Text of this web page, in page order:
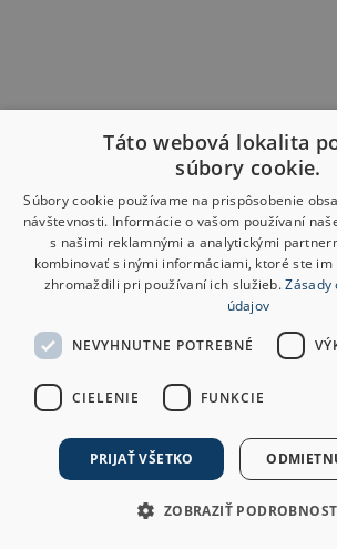
Táto webová lokalita
súbory cookie.
Súbory cookie používame na prispôsobenie
návštevnosti. Informácie o vašom používaní
s našimi reklamnými a analytickými
kombinovať s inými informáciami, ktoré ste
zhromaždili pri používaní ich služieb.Zásady
údajov
NEVYHNUTNE POTREBNÉ
CIELENIE FUNKCIE
PRIJAŤ VŠETKO
ZOBRAZIŤ